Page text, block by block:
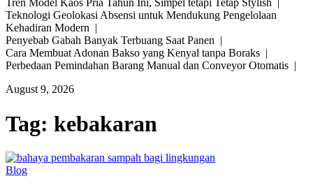
Tren Model Kaos Pria Tahun Ini, Simpel tetapi Tetap Stylish |
Teknologi Geolokasi Absensi untuk Mendukung Pengelolaan
Kehadiran Modern |
Penyebab Gabah Banyak Terbuang Saat Panen |
Cara Membuat Adonan Bakso yang Kenyal tanpa Boraks |
Perbedaan Pemindahan Barang Manual dan Conveyor Otomatis |
August 9, 2026
Tag: kebakaran
Blog